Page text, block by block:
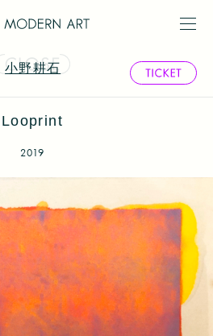
小野耕石
る
Looprint
2019